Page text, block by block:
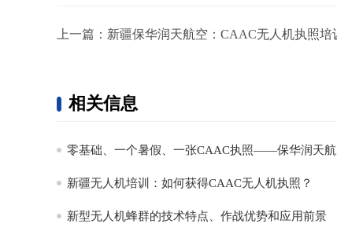
上一篇： 新疆保华润天航空：CAAC无人机执照培
相关信息
零基础、一个暑假、一张CAAC执照——保华润天
新疆无人机培训：如何获得CAAC无人机执照？
新型无人机蜂群的技术特点、作战优势和应用前景